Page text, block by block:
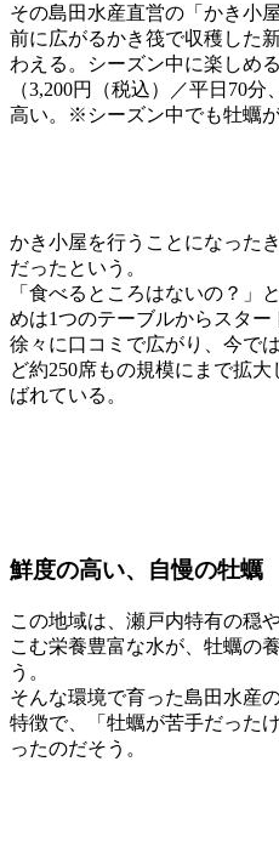
その島田水産直営の「かき小
前に広がるかき筏で収穫した
わえる。シーズン中に楽しめ
（3,200円（税込）／平日70
高い。※シーズン中でも牡蠣
かき小屋を行うことになった
だったという。
「食べるところはないの？」
めは1つのテーブルからスター
徐々に口コミで広がり、今で
ど約250席もの規模にまで拡
ばれている。
鮮度の高い、自慢の牡蠣
この地域は、瀬戸内特有の穏
こむ栄養豊富な水が、牡蠣の
う。
そんな環境で育った島田水産
特徴で、「牡蠣が苦手だった
ったのだそう。